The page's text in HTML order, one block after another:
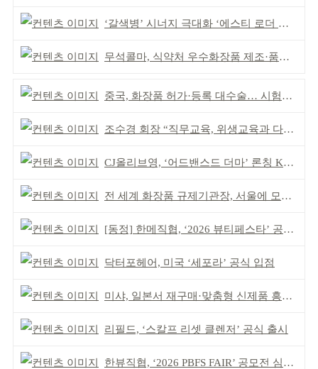
‘갈색병’ 시너지 극대화 ‘에스티 로더 스킨부스터’ 출시
무석콜마, 식약처 우수화장품 제조·품질관리 체계 인정
중국, 화장품 허가·등록 대수술… 시험자료 공용 허용
조수경 회장 “직무교육, 위생교육과 다르다”
CJ올리브영, ‘어드밴스드 더마’ 론칭 K더마 육성 박차
전 세계 화장품 규제기관장, 서울에 모인다
[동정] 한메직협, ‘2026 뷰티페스타’ 공동 주최
닥터포헤어, 미국 ‘세포라’ 공식 입점
미샤, 일본서 재구매·맞춤형 신제품 흥행 ‘쌍끌이’
리필드, ‘스칼프 리셋 클렌저’ 공식 출시
한뷰직협, ‘2026 PBFS FAIR’ 공모전 심사 성료